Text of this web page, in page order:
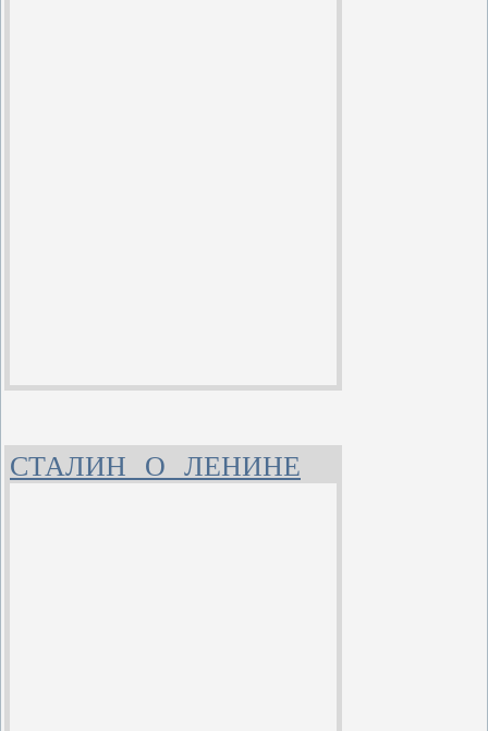
СТАЛИН О ЛЕНИНЕ